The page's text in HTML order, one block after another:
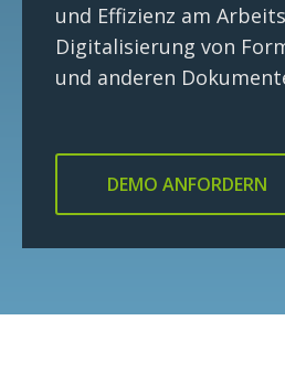
und Effizienz am
Digitalisierung von
und anderen
DEMO ANFORDERN